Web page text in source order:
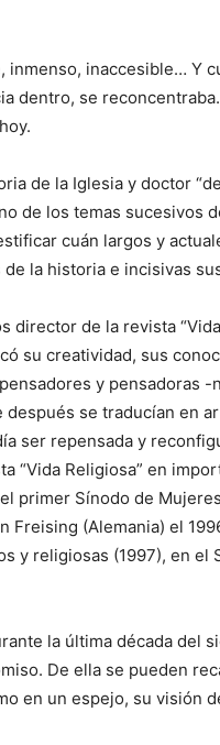
inmenso, inaccesible… Y
dentro, se
de la Iglesia y doctor
de los temas sucesivos
cuán largos y
la historia e incisivas
director de la revista
su creatividad, sus
y pensadoras
se traducían en
ser repensada y
“Vida Religiosa” en
primer Sínodo de
Freising (Alemania) el
y religiosas (1997), en el
la última década del
De ella se pueden
en un espejo, su visión